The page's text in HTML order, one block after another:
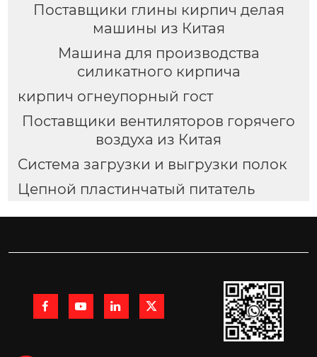
Поставщики глины кирпич делая
машины из Китая
Машина для производства
силикатного кирпича
кирпич огнеупорный гост
Поставщики вентиляторов горячего
воздуха из Китая
Система загрузки и выгрузки полок
Цепной пластинчатый питатель
   